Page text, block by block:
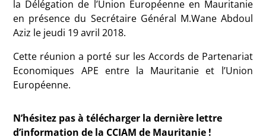
la Délégation de l’Union Européenne en Mauritanie
en présence du Secrétaire Général M.Wane Abdoul
Aziz le jeudi 19 avril 2018.
Cette réunion a porté sur les Accords de Partenariat
Economiques APE entre la Mauritanie et l’Union
Européenne.
N’hésitez pas à télécharger la dernière lettre
d’information de la CCIAM de Mauritanie !